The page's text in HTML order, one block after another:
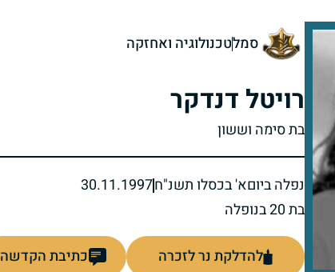
סמלטכנולוגיה ואחזקה
רויטל דנדקר
בת סימה וששון
נפלה ביוםא' בכסלו תשנ"ח30.11.1997
בת 20 בנופלה
להדלקת נר לזכרה כתיבת הקדשה